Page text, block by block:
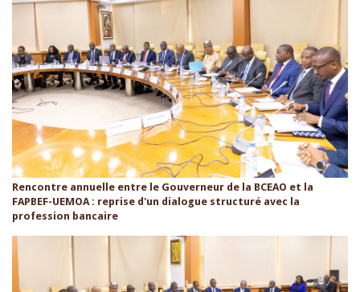
Rencontre annuelle entre le Gouverneur de la BCEAO et la
FAPBEF-UEMOA : reprise d'un dialogue structuré avec la
profession bancaire